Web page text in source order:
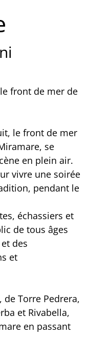
front de mer de
le front de mer
se
en plein air.
vivre une soirée
pendant le
échassiers et
de tous âges
des
et
Torre Pedrera,
et Rivabella,
en passant